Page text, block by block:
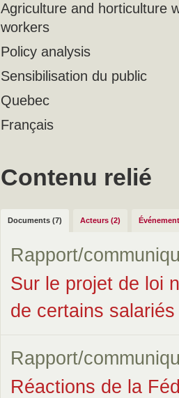
Agriculture and horticulture
workers
Policy analysis
Sensibilisation du public
Quebec
Français
Contenu relié
Documents (7) Acteurs (2)
Rapport/
Sur le projet de loi
de certains
Rapport/
Réactions de la